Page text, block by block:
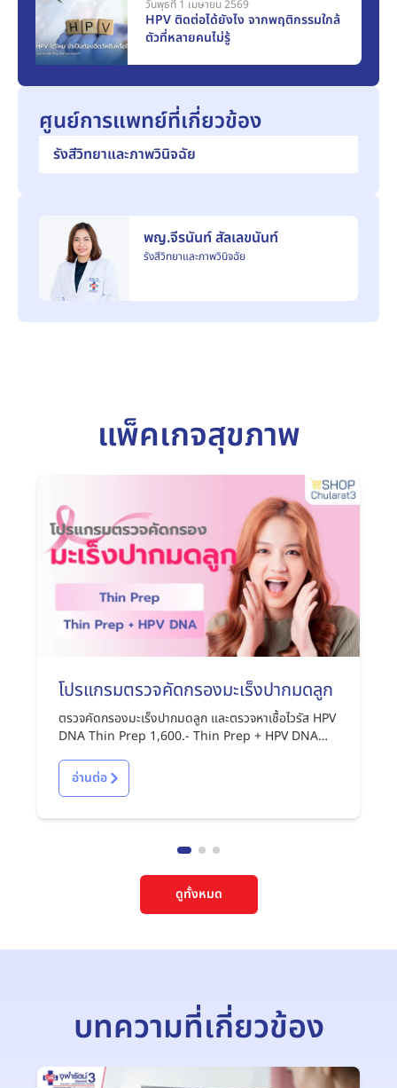
วันพุธที่ 1 เมษายน 2569
HPV ติดต่อได้ยังไง จากพฤติกรรมใกล้
ตัวที่หลายคนไม่รู้
ศูนย์การแพทย์ที่เกี่ยวข้อง
รังสีวิทยาและภาพวินิจฉัย
พญ.จีรนันท์ สัลเลขนันท์
รังสีวิทยาและภาพวินิจฉัย
แพ็คเกจสุขภาพ
โปรแกรมตรวจคัดกรองมะเร็งปากมดลูก
ตรวจคัดกรองมะเร็งปากมดลูก และตรวจหาเชื้อไวรัส HPV
DNA Thin Prep 1,600.- Thin Prep + HPV DNA
อ่านต่อ
ดูทั้งหมด
บทความที่เกี่ยวข้อง